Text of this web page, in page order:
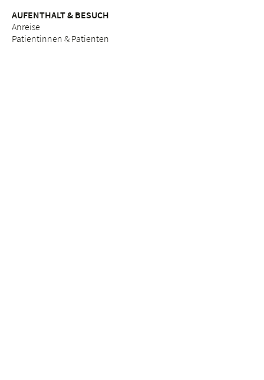
AUFENTHALT & BESUCH
Anreise
Patientinnen & Patienten